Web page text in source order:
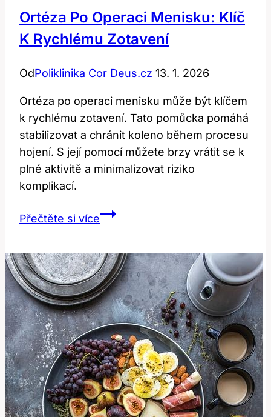
Ortéza Po Operaci Menisku: Klíč
K Rychlému Zotavení
OdPoliklinika Cor Deus.cz 13. 1. 2026
Ortéza po operaci menisku může být klíčem
k rychlému zotavení. Tato pomůcka pomáhá
stabilizovat a chránit koleno během procesu
hojení. S její pomocí můžete brzy vrátit se k
plné aktivitě a minimalizovat riziko
komplikací.
Přečtěte si víceOrtéza
Menisku:
Klíč
k
Rychlému
Zotavení